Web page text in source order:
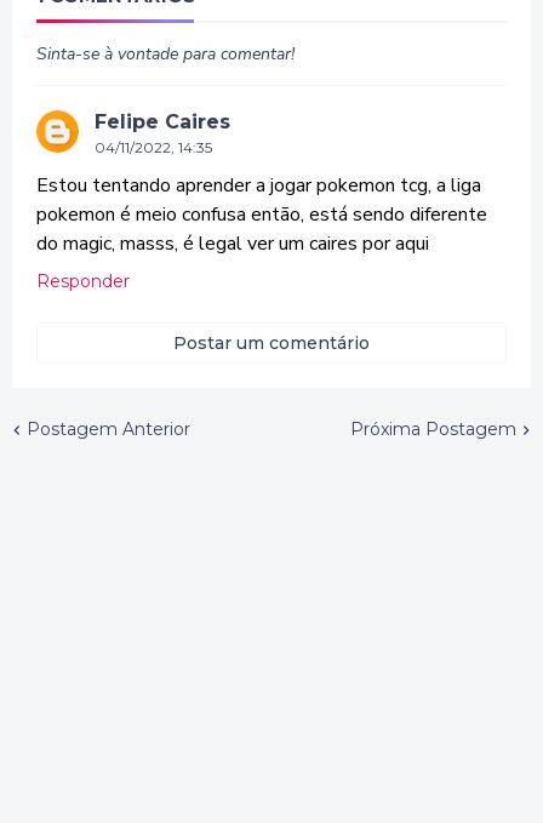
Sinta-se à vontade para comentar!
Felipe Caires
04/11/2022, 14:35
Estou tentando aprender a jogar pokemon tcg, a liga
pokemon é meio confusa então, está sendo diferente
do magic, masss, é legal ver um caires por aqui
Responder
Postar um comentário
Postagem Anterior Próxima Postagem